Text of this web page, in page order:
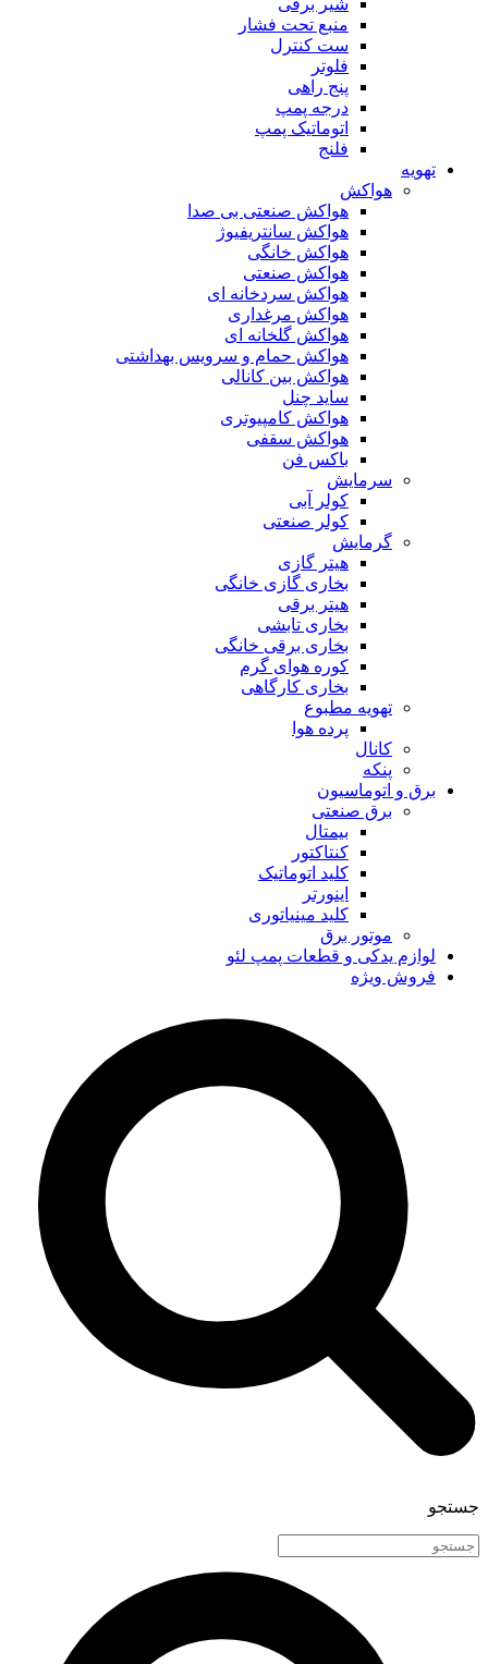
شیر برقی
منبع تحت فشار
ست کنترل
فلوتر
پنج راهی
درجه پمپ
اتوماتیک پمپ
فلنج
تهویه
هواکش
هواکش صنعتی بی صدا
هواکش سانتریفیوژ
هواکش خانگی
هواکش صنعتی
هواکش سردخانه ای
هواکش مرغداری
هواکش گلخانه ای
هواکش حمام و سرویس بهداشتی
هواکش بین کانالی
ساید چنل
هواکش کامپیوتری
هواکش سقفی
باکس فن
سرمایش
کولر آبی
کولر صنعتی
گرمایش
هیتر گازی
بخاری گازی خانگی
هیتر برقی
بخاری تابشی
بخاری برقی خانگی
کوره هوای گرم
بخاری کارگاهی
تهویه مطبوع
پرده هوا
کانال
پنکه
برق و اتوماسیون
برق صنعتی
بیمتال
کنتاکتور
کلید اتوماتیک
اینورتر
کلید مینیاتوری
موتور برق
لوازم یدکی و قطعات پمپ لئو
فروش ویژه
جستجو